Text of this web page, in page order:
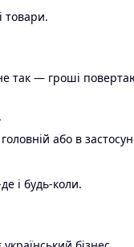
товари.
так — гроші
або в
і будь-коли.